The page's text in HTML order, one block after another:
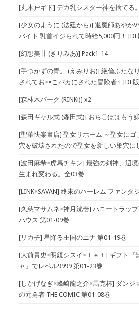
[丸木戸ギド] デカ乳シスター神を捨てる
[少女のように (法廷から)] 退魔師あやか
バイト 乳首イジられて時給5,000円！
[幻想美甘 (きりみあ)] Pack1-14
[手つかずの青。 (えみりお)] 絶倫ふたな
されてお××こバカにされた冒険者♀ [DL
[森林木パーク (RINKi)] x2
[森田ギャル式 (森田式)] おち〇ぽはも
[聖華快楽書店] 聖女リホーム ～聖女にゴ
穴を破壊されたので聖女を新しい巣穴に
[波田麻希×虎馬チキン] 最強の剣神、辺
生まれ変わる。全03巻
[LINK×SAVAN] 終末のハーレム ファンタ
[久慈マサムネ×神月洸壱] ハニートラッ
ハウス 第01-09巻
[リカチ] 星降る王国のニナ 第01-19巻
[大前貴史×明鏡シスイ×ｔｅｆ] ギフト『
ャ』でレベル9999 第01-23巻
[しかげなぎ×峰崎龍之介×馬克杯] ダンジ
の元勇者 THE COMIC 第01-08巻